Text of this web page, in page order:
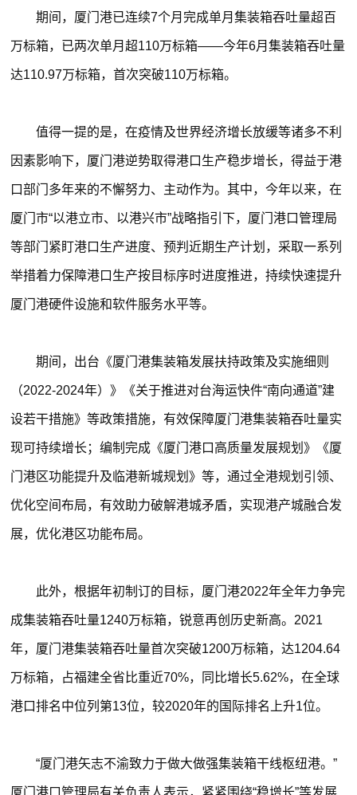
期间，厦门港已连续7个月完成单月集装箱吞吐量超百
万标箱，已两次单月超110万标箱——今年6月集装箱吞吐量
达110.97万标箱，首次突破110万标箱。
值得一提的是，在疫情及世界经济增长放缓等诸多不利
因素影响下，厦门港逆势取得港口生产稳步增长，得益于港
口部门多年来的不懈努力、主动作为。其中，今年以来，在
厦门市“以港立市、以港兴市”战略指引下，厦门港口管理局
等部门紧盯港口生产进度、预判近期生产计划，采取一系列
举措着力保障港口生产按目标序时进度推进，持续快速提升
厦门港硬件设施和软件服务水平等。
期间，出台《厦门港集装箱发展扶持政策及实施细则
（2022-2024年）》《关于推进对台海运快件“南向通道”建
设若干措施》等政策措施，有效保障厦门港集装箱吞吐量实
现可持续增长；编制完成《厦门港口高质量发展规划》《厦
门港区功能提升及临港新城规划》等，通过全港规划引领、
优化空间布局，有效助力破解港城矛盾，实现港产城融合发
展，优化港区功能布局。
此外，根据年初制订的目标，厦门港2022年全年力争完
成集装箱吞吐量1240万标箱，锐意再创历史新高。2021
年，厦门港集装箱吞吐量首次突破1200万标箱，达1204.64
万标箱，占福建全省比重近70%，同比增长5.62%，在全球
港口排名中位列第13位，较2020年的国际排名上升1位。
“厦门港矢志不渝致力于做大做强集装箱干线枢纽港。”
厦门港口管理局有关负责人表示，紧紧围绕“稳增长”等发展